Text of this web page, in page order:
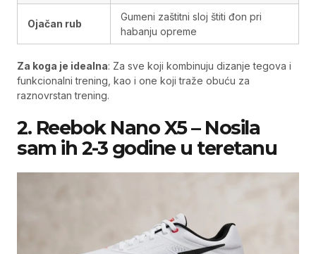
Ojačan rub
Gumeni zaštitni sloj štiti đon pri
habanju opreme
Za koga je idealna: Za sve koji kombinuju dizanje tegova i
funkcionalni trening, kao i one koji traže obuću za
raznovrstan trening.
2. Reebok Nano X5 – Nosila
sam ih 2-3 godine u teretanu